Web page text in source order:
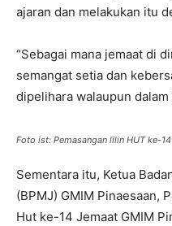
ajaran dan melakukan itu
“Sebagai mana jemaat di
semangat setia dan
dipelihara walaupun dalam
Foto ist: Pemasangan lilin HUT ke-
Sementara itu, Ketua
(BPMJ) GMIM Pinaesaan,
Hut ke-14 Jemaat GMIM